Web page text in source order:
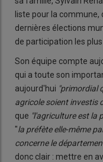
liste pour la
dernières élections
de participation les
Son équipe compte
qui a toute son
aujourd'hui "primordial
agricole soient investis
que "l'agriculture est la
"la préfète elle-même
concerne le
donc clair : mettre en